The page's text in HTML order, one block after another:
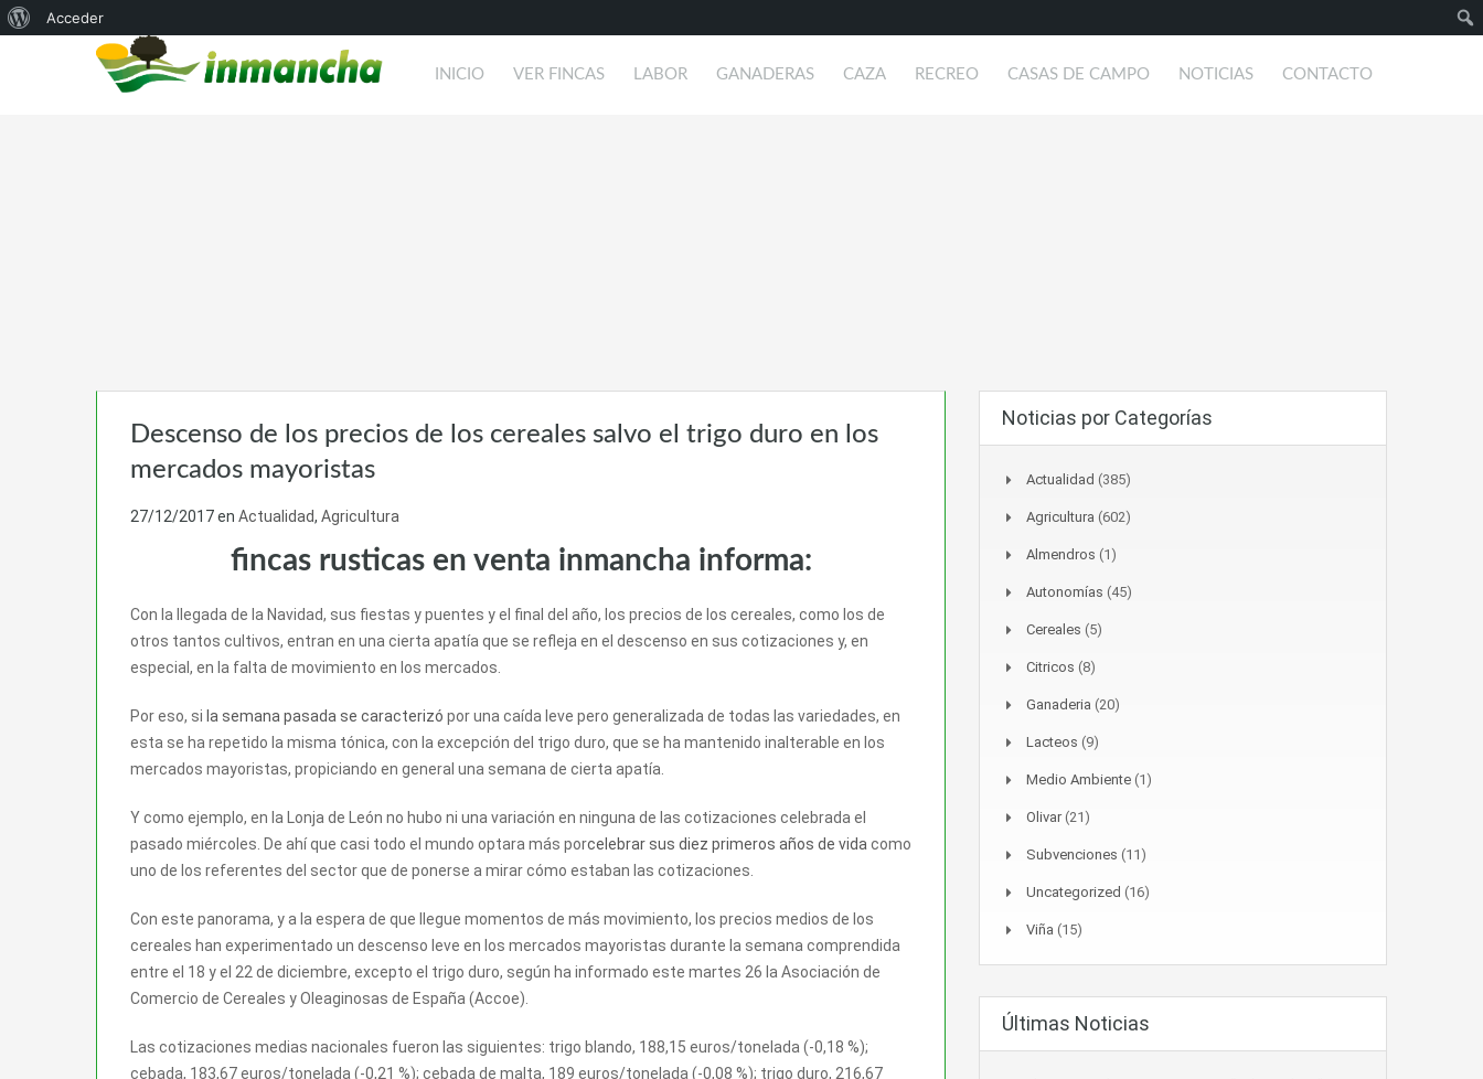
Acerca
Acceder
INICIO VER FINCAS LABOR GANADERAS CAZA RECREO CASAS DE CAMPO NOTICIAS CONTACTO
Descenso de los precios de los cereales salvo el trigo duro en los
mercados mayoristas
27/12/2017en Actualidad, Agricultura
fincas rusticas en venta inmancha informa:
Con la llegada de la Navidad, sus fiestas y puentes y el final del año, los precios de los cereales, como los de
otros tantos cultivos, entran en una cierta apatía que se refleja en el descenso en sus cotizaciones y, en
especial, en la falta de movimiento en los mercados.
Por eso, si la semana pasada se caracterizó por una caída leve pero generalizada de todas las variedades, en
esta se ha repetido la misma tónica, con la excepción del trigo duro, que se ha mantenido inalterable en los
mercados mayoristas, propiciando en general una semana de cierta apatía.
Y como ejemplo, en la Lonja de León no hubo ni una variación en ninguna de las cotizaciones celebrada el
pasado miércoles. De ahí que casi todo el mundo optara más porcelebrar sus diez primeros años de vida como
uno de los referentes del sector que de ponerse a mirar cómo estaban las cotizaciones.
Con este panorama, y a la espera de que llegue momentos de más movimiento, los precios medios de los
cereales han experimentado un descenso leve en los mercados mayoristas durante la semana comprendida
entre el 18 y el 22 de diciembre, excepto el trigo duro, según ha informado este martes 26 la Asociación de
Comercio de Cereales y Oleaginosas de España (Accoe).
Las cotizaciones medias nacionales fueron las siguientes: trigo blando, 188,15 euros/tonelada (-0,18 %);
cebada, 183,67 euros/tonelada (-0,21 %); cebada de malta, 189 euros/tonelada (-0,08 %); trigo duro, 216,67
Noticias por Categorías
Actualidad (385)
Agricultura (602)
Almendros (1)
Autonomías (45)
Cereales (5)
Citricos (8)
Ganaderia (20)
Lacteos (9)
Medio Ambiente (1)
Olivar(21)
Subvenciones (11)
Uncategorized (16)
Viña (15)
Últimas Noticias